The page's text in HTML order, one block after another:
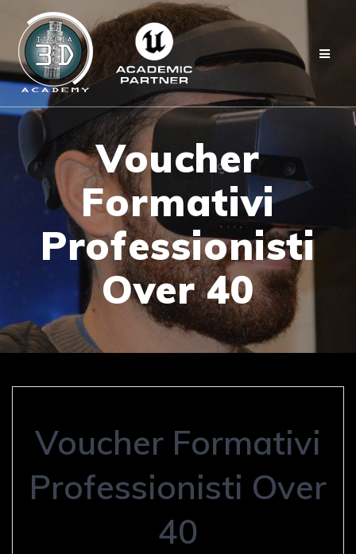
Salta
al
contenuto
Voucher
Formativi
Professionisti
Over 40
Voucher Formativi
Professionisti Over
40